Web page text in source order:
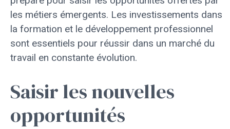
les métiers émergents. Les investissements dans
la formation et le développement professionnel
sont essentiels pour réussir dans un marché du
travail en constante évolution.
Saisir les nouvelles
opportunités